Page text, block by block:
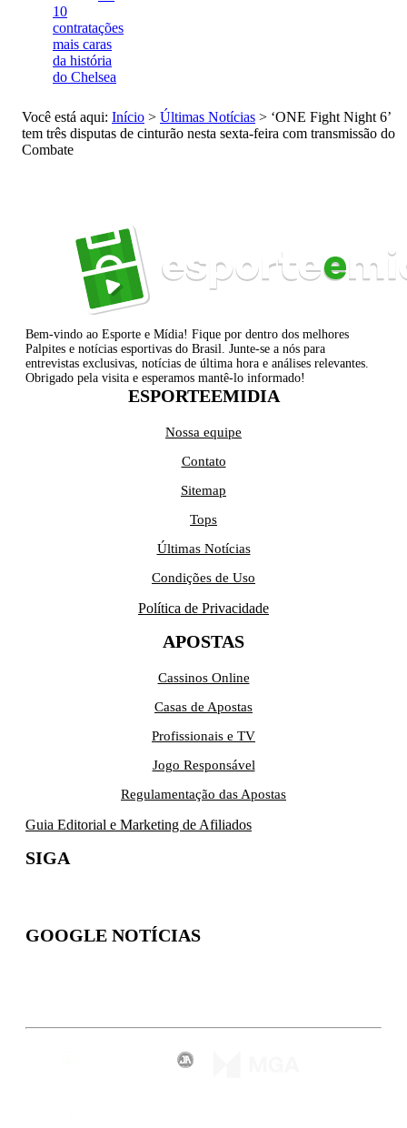
10
contratações
mais caras
da história
do Chelsea
Você está aqui: Início > Últimas Notícias > ‘ONE Fight Night 6’
tem três disputas de cinturão nesta sexta-feira com transmissão do
Combate
Bem-vindo ao Esporte e Mídia! Fique por dentro dos melhores
Palpites e notícias esportivas do Brasil. Junte-se a nós para
entrevistas exclusivas, notícias de última hora e análises relevantes.
Obrigado pela visita e esperamos mantê-lo informado!
ESPORTEEMIDIA
Nossa equipe
Contato
Sitemap
Tops
Últimas Notícias
Condições de Uso
Política de Privacidade
APOSTAS
Cassinos Online
Casas de Apostas
Profissionais e TV
Jogo Responsável
Regulamentação das Apostas
Guia Editorial e Marketing de Afiliados
SIGA
GOOGLE NOTÍCIAS